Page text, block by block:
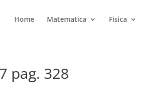
Home Matematica Fisica
pag. 328